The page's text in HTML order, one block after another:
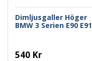
Dimljusgaller Höger
BMW 3 Serien E90 E91
540 Kr